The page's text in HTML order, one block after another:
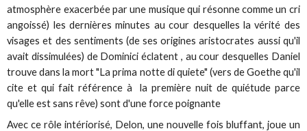
atmosphère exacerbée par une musique qui résonne comme un cri
angoissé) les dernières minutes au cour desquelles la vérité des
visages et des sentiments (de ses origines aristocrates aussi qu'il
avait dissimulées) de Dominici éclatent , au cour desquelles Daniel
trouve dans la mort "La prima notte di quiete" (vers de Goethe qu'il
cite et qui fait référence à la première nuit de quiétude parce
qu'elle est sans rêve) sont d'une force poignante
Avec ce rôle intériorisé, Delon, une nouvelle fois bluffant, joue un